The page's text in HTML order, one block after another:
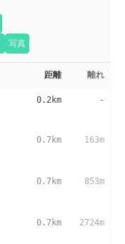
写真
距離 離れ
0.2km -
0.7km 163m
0.7km 853m
0.7km 2724m